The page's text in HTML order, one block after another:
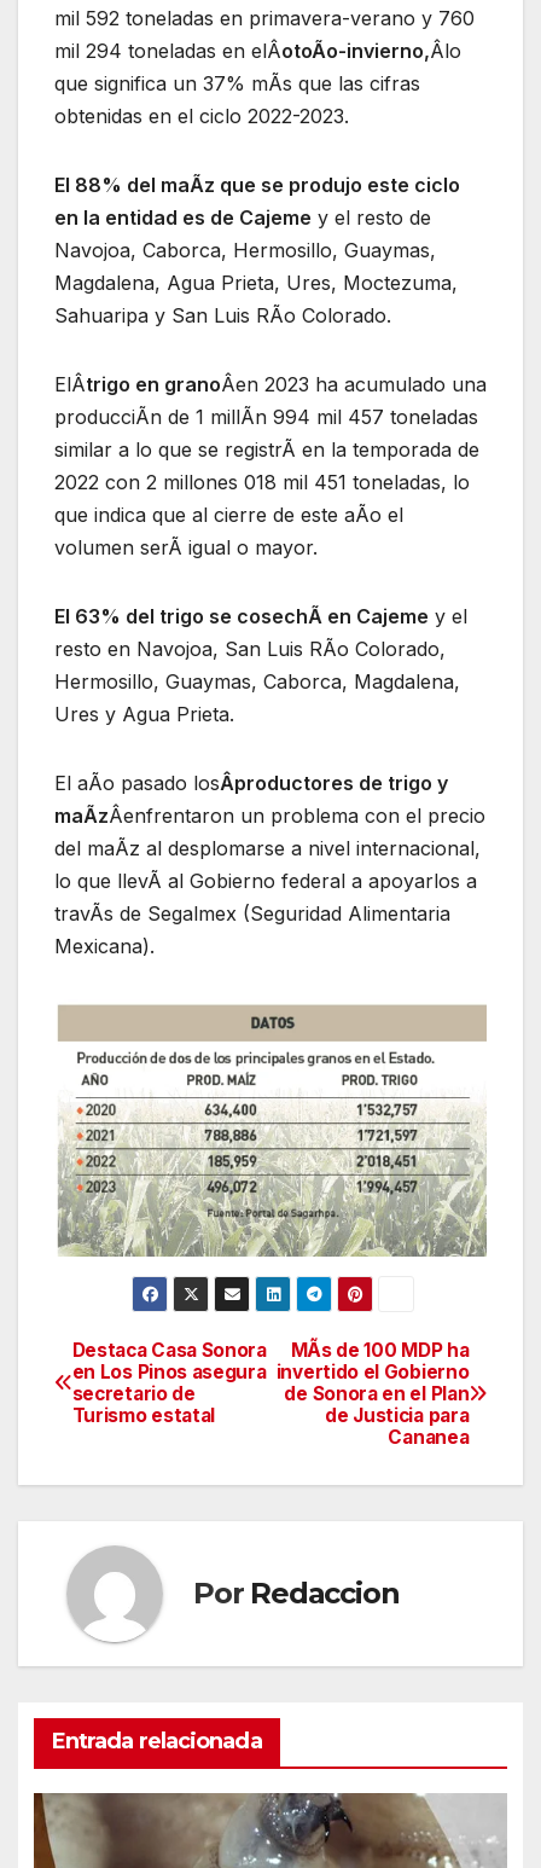
mil 592 toneladas en primavera-verano y 760
mil 294 toneladas en elÂotoÃo-invierno,Âlo
que significa un 37% mÃs que las cifras
obtenidas en el ciclo 2022-2023.
El 88% del maÃz que se produjo este ciclo
en la entidad es de Cajeme y el resto de
Navojoa, Caborca, Hermosillo, Guaymas,
Magdalena, Agua Prieta, Ures, Moctezuma,
Sahuaripa y San Luis RÃo Colorado.
ElÂtrigo en granoÂen 2023 ha acumulado una
producciÃn de 1 millÃn 994 mil 457 toneladas
similar a lo que se registrÃ en la temporada de
2022 con 2 millones 018 mil 451 toneladas, lo
que indica que al cierre de este aÃo el
volumen serÃ igual o mayor.
El 63% del trigo se cosechÃ en Cajeme y el
resto en Navojoa, San Luis RÃo Colorado,
Hermosillo, Guaymas, Caborca, Magdalena,
Ures y Agua Prieta.
El aÃo pasado losÂproductores de trigo y
maÃzÂenfrentaron un problema con el precio
del maÃz al desplomarse a nivel internacional,
lo que llevÃ al Gobierno federal a apoyarlos a
travÃs de Segalmex (Seguridad Alimentaria
Mexicana).
Navegación
de
MÃs de 100 MDP ha
invertido el Gobierno
de Sonora en el Plan
de Justicia para
Cananea
Destaca Casa Sonora
en Los Pinos asegura
secretario de
Turismo estatal
Por Redaccion
Entrada relacionada